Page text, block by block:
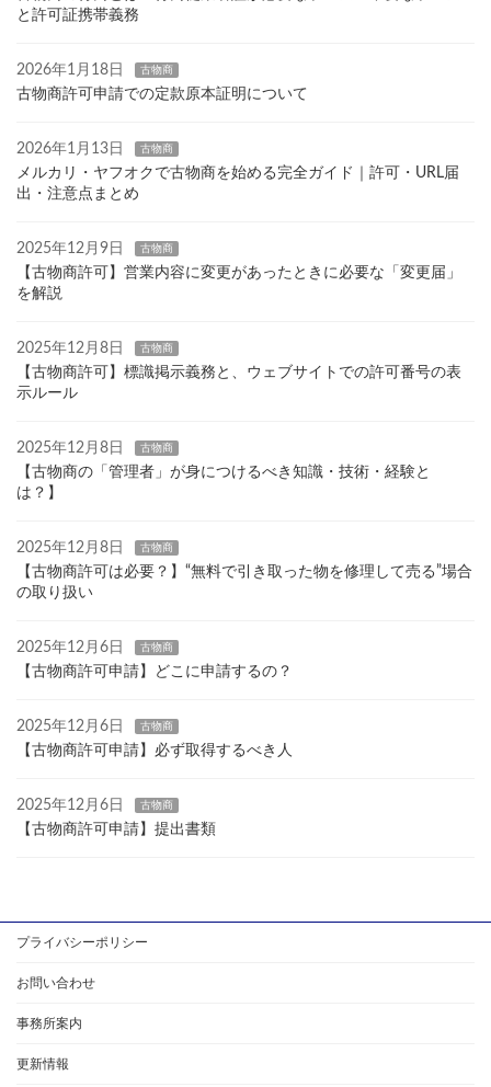
と許可証携帯義務
2026年1月18日 古物商
古物商許可申請での定款原本証明について
2026年1月13日 古物商
メルカリ・ヤフオクで古物商を始める完全ガイド｜許可・URL届
出・注意点まとめ
2025年12月9日 古物商
【古物商許可】営業内容に変更があったときに必要な「変更届」
を解説
2025年12月8日 古物商
【古物商許可】標識掲示義務と、ウェブサイトでの許可番号の表
示ルール
2025年12月8日 古物商
【古物商の「管理者」が身につけるべき知識・技術・経験と
は？】
2025年12月8日 古物商
【古物商許可は必要？】“無料で引き取った物を修理して売る”場合
の取り扱い
2025年12月6日 古物商
【古物商許可申請】どこに申請するの？
2025年12月6日 古物商
【古物商許可申請】必ず取得するべき人
2025年12月6日 古物商
【古物商許可申請】提出書類
プライバシーポリシー
お問い合わせ
事務所案内
更新情報